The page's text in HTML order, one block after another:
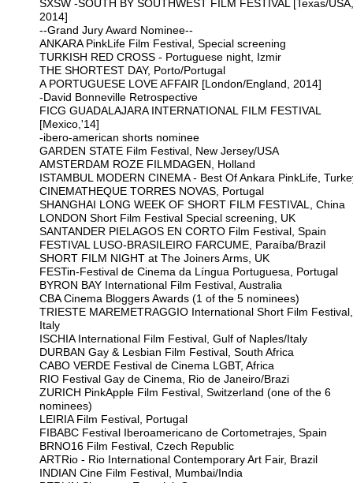
SXSW -SOUTH BY SOUTHWEST FILM FESTIVAL [Texas/USA,
2014]
--Grand Jury Award Nominee--
ANKARA PinkLife Film Festival, Special screening
TURKISH RED CROSS - Portuguese night, Izmir
THE SHORTEST DAY, Porto/Portugal
A PORTUGUESE LOVE AFFAIR [London/England, 2014]
-David Bonneville Retrospective
FICG GUADALAJARA INTERNATIONAL FILM FESTIVAL
[Mexico,'14]
-ibero-american shorts nominee
GARDEN STATE Film Festival, New Jersey/USA
AMSTERDAM ROZE FILMDAGEN, Holland
ISTAMBUL MODERN CINEMA - Best Of Ankara PinkLife,
CINEMATHEQUE TORRES NOVAS, Portugal
SHANGHAI LONG WEEK OF SHORT FILM FESTIVAL, China
LONDON Short Film Festival Special screening, UK
SANTANDER PIELAGOS EN CORTO Film Festival, Spain
FESTIVAL LUSO-BRASILEIRO FARCUME, Paraíba/Brazil
SHORT FILM NIGHT at The Joiners Arms, UK
FESTin-Festival de Cinema da Língua Portuguesa, Portugal
BYRON BAY International Film Festival, Australia
CBA Cinema Bloggers Awards (1 of the 5 nominees)
TRIESTE MAREMETRAGGIO International Short Film Festival,
Italy
ISCHIA International Film Festival, Gulf of Naples/Italy
DURBAN Gay & Lesbian Film Festival, South Africa
CABO VERDE Festival de Cinema LGBT, Africa
RIO Festival Gay de Cinema, Rio de Janeiro/Brazi
ZURICH PinkApple Film Festival, Switzerland (one of the 6
nominees)
LEIRIA Film Festival, Portugal
FIBABC Festival Iberoamericano de Cortometrajes, Spain
BRNO16 Film Festival, Czech Republic
ARTRio - Rio International Contemporary Art Fair, Brazil
INDIAN Cine Film Festival, Mumbai/India